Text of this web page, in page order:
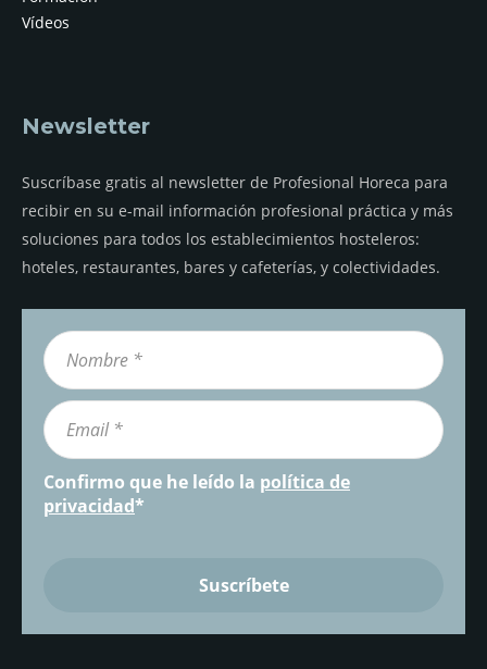
Vídeos
Newsletter
Suscríbase gratis al newsletter de Profesional Horeca para
recibir en su e-mail información profesional práctica y más
soluciones para todos los establecimientos hosteleros:
hoteles, restaurantes, bares y cafeterías, y colectividades.
Confirmo que he leído la política de
privacidad*